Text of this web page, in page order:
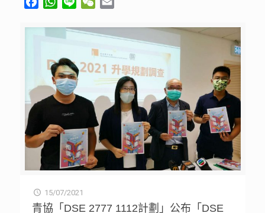
15/07/2021
青協「DSE 2777 1112計劃」公布「DSE